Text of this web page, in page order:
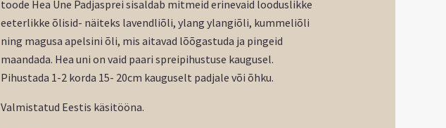
toode Hea Une Padjasprei sisaldab mitmeid erinevaid looduslikke
eeterlikke õlisid- näiteks lavendliõli, ylang ylangiõli, kummeliõli
ning magusa apelsini õli, mis aitavad lõõgastuda ja pingeid
maandada. Hea uni on vaid paari spreipihustuse kaugusel.
Pihustada 1-2 korda 15- 20cm kauguselt padjale või õhku.
Valmistatud Eestis käsitööna.